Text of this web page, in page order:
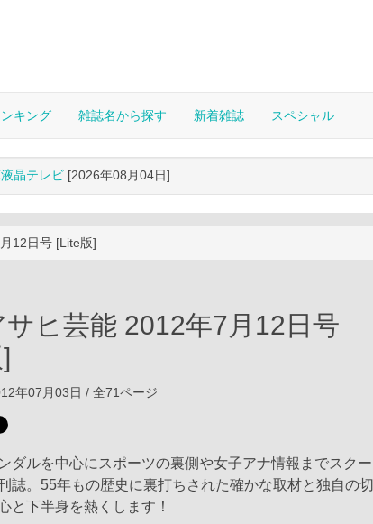
キング 雑誌名から探す 新着雑誌 スペシャル
晶テレビ [2026年08月04日]
12日号 [Lite版]
サヒ芸能 2012年7月12日号
年07月03日 / 全71ページ
ダルを中心にスポーツの裏側や女子アナ情報までスクー
誌。55年もの歴史に裏打ちされた確かな取材と独自の切
と下半身を熱くします！